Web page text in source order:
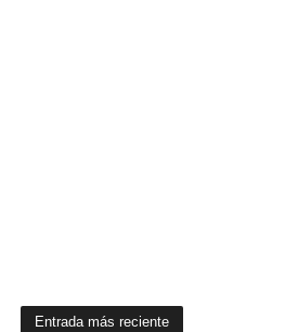
Entrada más reciente